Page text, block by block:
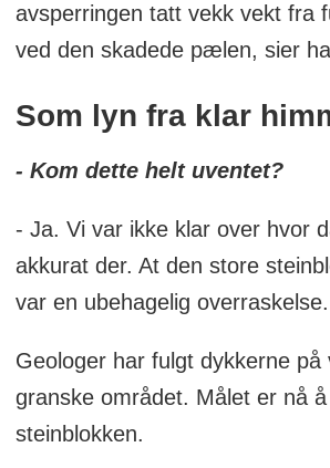
avsperringen tatt vekk vekt fra
ved den skadede pælen, sier
Som lyn fra klar
- Kom dette helt uventet?
- Ja. Vi var ikke klar over hvor
akkurat der. At den store
var en ubehagelig overraskelse.
Geologer har fulgt dykkerne på
granske området. Målet er nå
steinblokken.